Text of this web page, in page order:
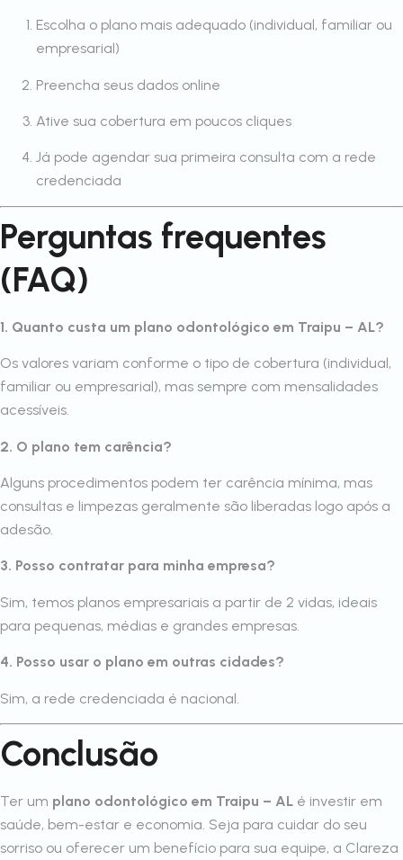
Escolha o plano mais adequado (individual, familiar ou
empresarial)
Preencha seus dados online
Ative sua cobertura em poucos cliques
Já pode agendar sua primeira consulta com a rede
credenciada
Perguntas frequentes
(FAQ)
1. Quanto custa um plano odontológico em Traipu – AL?
Os valores variam conforme o tipo de cobertura (individual,
familiar ou empresarial), mas sempre com mensalidades
acessíveis.
2. O plano tem carência?
Alguns procedimentos podem ter carência mínima, mas
consultas e limpezas geralmente são liberadas logo após a
adesão.
3. Posso contratar para minha empresa?
Sim, temos planos empresariais a partir de 2 vidas, ideais
para pequenas, médias e grandes empresas.
4. Posso usar o plano em outras cidades?
Sim, a rede credenciada é nacional.
Conclusão
Ter um plano odontológico em Traipu – AL é investir em
saúde, bem-estar e economia. Seja para cuidar do seu
sorriso ou oferecer um benefício para sua equipe, a Clareza